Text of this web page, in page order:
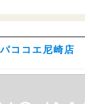
ココエ尼崎店